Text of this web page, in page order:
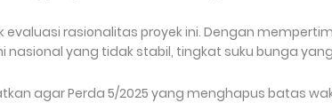
evaluasi rasionalitas proyek ini. Dengan
nasional yang tidak stabil, tingkat suku bunga
agar Perda 5/2025 yang menghapus batas